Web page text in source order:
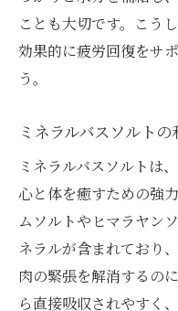
ことも大切です。こう
効果的に疲労回復をサ
う。
ミネラルバスソルトの
ミネラルバスソルトは
心と体を癒すための強
ムソルトやヒマラヤン
ネラルが含まれており
肉の緊張を解消するの
ら直接吸収されやすく